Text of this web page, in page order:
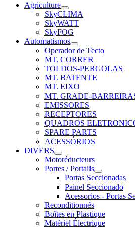
Agriculture
SkyCLIMA
SkyWATT
SkyFOG
Automatismos
Operador de Tecto
MT. CORRER
TOLDOS-PERGOLAS
MT. BATENTE
MT. EIXO
MT. GRADE-
EMISSORES
RECEPTORES
QUADROS
SPARE PARTS
ACESSÓRIOS
DIVERS
Motoréducteurs
Portes / Portails
Portas Seccionadas
Painel Seccionado
Acessorios - Portas
Reconditionnés
Boîtes en Plastique
Matériel Électrique